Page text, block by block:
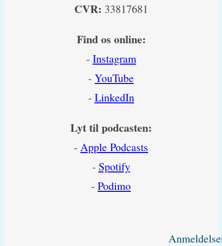
CVR: 33817681
Find os online:
- Instagram
- YouTube
- LinkedIn
Lyt til podcasten:
- Apple Podcasts
- Spotify
- Podimo